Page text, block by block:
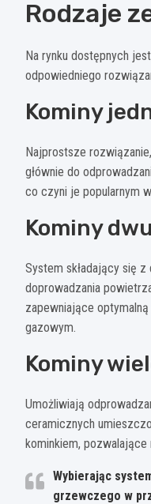
Rodzaje
Na rynku dostępnych
odpowiedniego
Kominy
Najprostsze
głównie do
co czyni je popularnym
Kominy
System składający się
doprowadzania
zapewniające
gazowym.
Kominy
Umożliwiają
ceramicznych
kominkiem,
Wybierając
grzewczego w